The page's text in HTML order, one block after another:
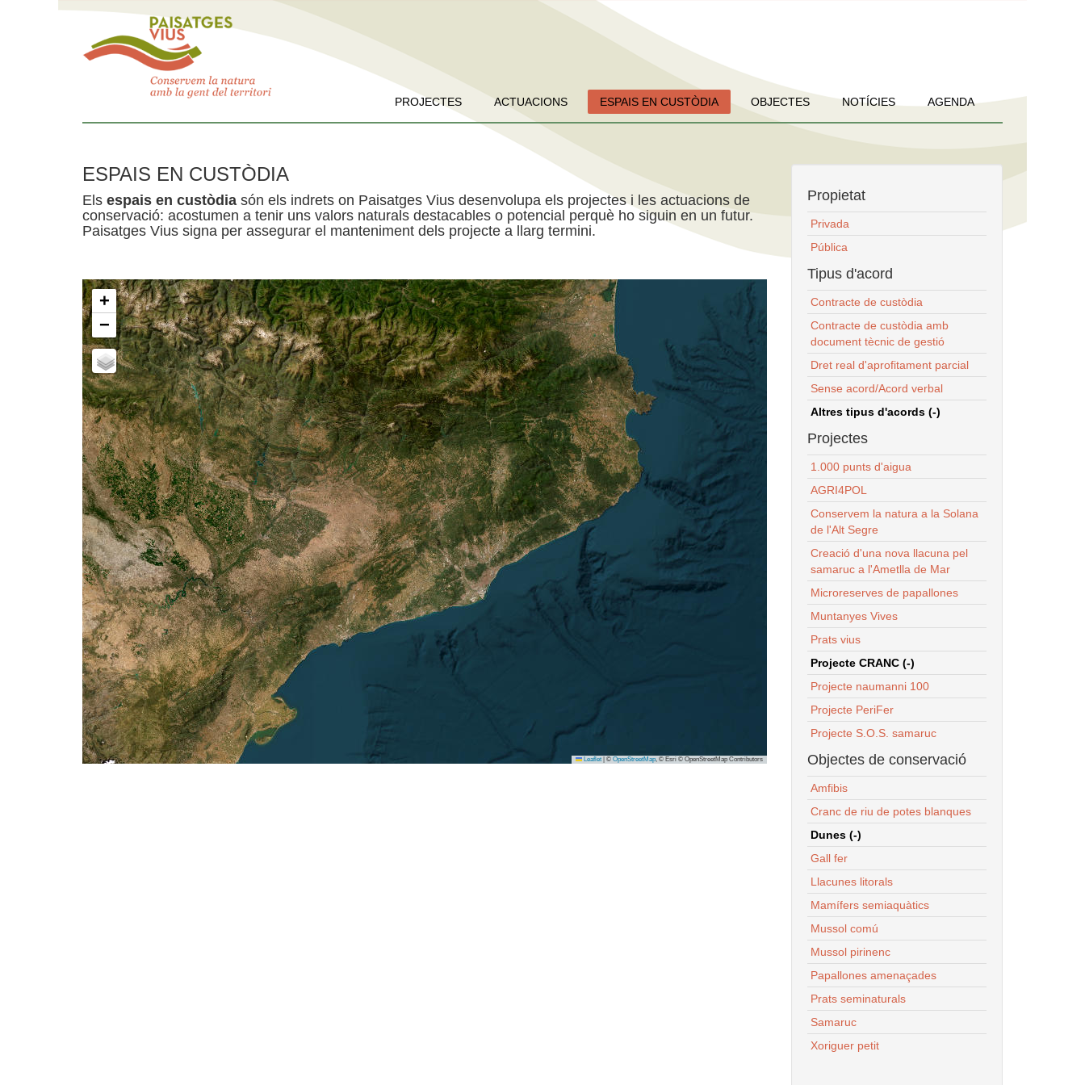
PROJECTES ACTUACIONS ESPAIS EN CUSTÒDIA OBJECTES NOTÍCIES AGENDA
ESPAIS EN CUSTÒDIA
Els espais en custòdia són els indrets on Paisatges Vius desenvolupa els projectes i les actuacions de
conservació: acostumen a tenir uns valors naturals destacables o potencial perquè ho siguin en un futur.
Paisatges Vius signa per assegurar el manteniment dels projecte a llarg termini.
+
−
Leaflet © OpenStreetMap, © Esri © OpenStreetMap Contributors
Propietat
Privada
Pública
Tipus d'acord
Contracte de custòdia
Contracte de custòdia amb
document tècnic de gestió
Dret real d'aprofitament parcial
Sense acord/Acord verbal
Altres tipus d'acords (-)
Projectes
1.000 punts d'aigua
AGRI4POL
Conservem la natura a la Solana
de l'Alt Segre
Creació d'una nova llacuna pel
samaruc a l'Ametlla de Mar
Microreserves de papallones
Muntanyes Vives
Prats vius
Projecte CRANC (-)
Projecte naumanni 100
Projecte PeriFer
Projecte S.O.S. samaruc
Objectes de conservació
Amfibis
Cranc de riu de potes blanques
Dunes (-)
Gall fer
Llacunes litorals
Mamífers semiaquàtics
Mussol comú
Mussol pirinenc
Papallones amenaçades
Prats seminaturals
Samaruc
Xoriguer petit